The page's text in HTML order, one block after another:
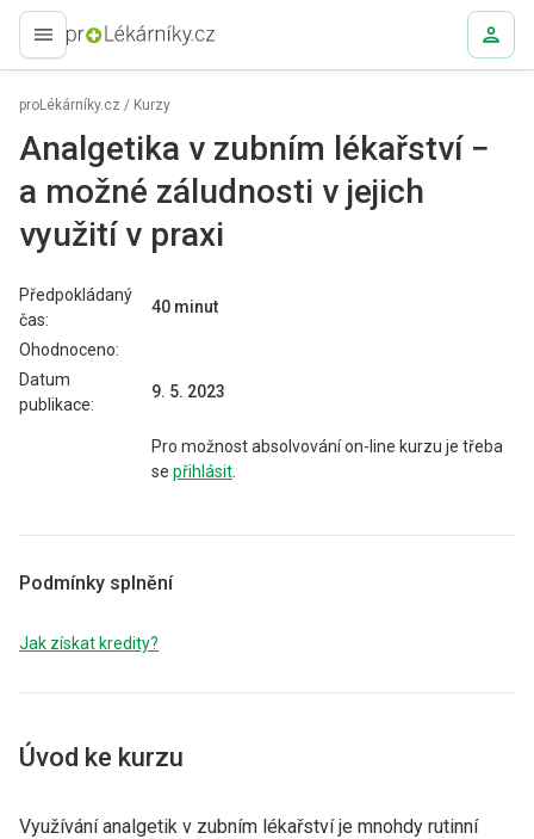
proLékaře.cz
proLékárníky.cz / Kurzy
Analgetika v zubním lékařství −
a možné záludnosti v jejich
využití v praxi
Předpokládaný
čas:
40 minut
Ohodnoceno:
Datum
publikace:
9. 5. 2023
Pro možnost absolvování on-line kurzu je třeba
se přihlásit
Podmínky splnění
Jak získat kredity?
Úvod ke kurzu
Využívání analgetik v zubním lékařství je mnohdy rutinní